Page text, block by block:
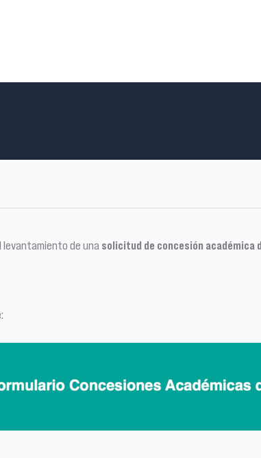
levantamiento de una solicitud de concesión académica